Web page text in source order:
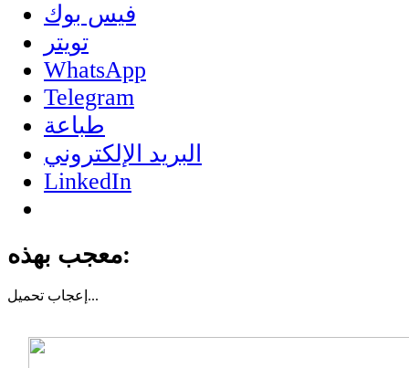
فيس بوك
تويتر
WhatsApp
Telegram
طباعة
البريد الإلكتروني
LinkedIn
معجب بهذه:
إعجاب تحميل...